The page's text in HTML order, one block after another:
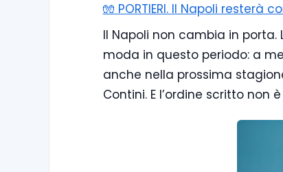
🧤 PORTIERI. Il Napoli
Il Napoli non cambia in porta.
moda in questo periodo: a
anche nella prossima
Contini. E l’ordine scritto non